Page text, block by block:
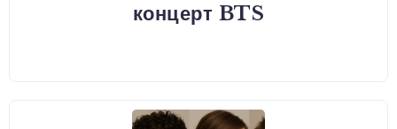
концерт BTS